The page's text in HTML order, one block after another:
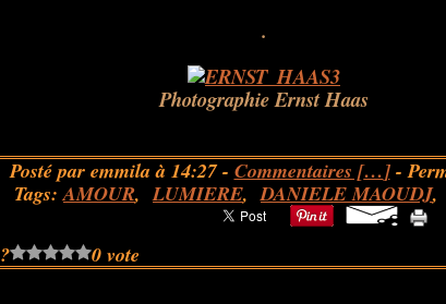
.
Photographie Ernst Haas
Posté par emmila à 14:27 - Commentaires […]-
Tags:AMOUR,LUMIERE,DANIELE MAOUDJ
0 vote